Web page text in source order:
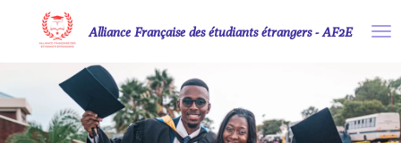
Passer
principal
Alliance Française des étudiants étrangers - AF2E